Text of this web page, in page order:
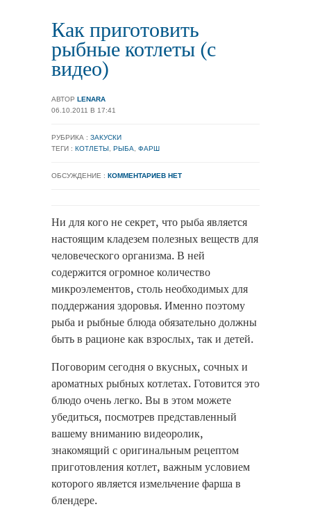
Как приготовить
рыбные котлеты (с
видео)
АВТОР LENARA
06.10.2011 В 17:41
РУБРИКА : ЗАКУСКИ
ТЕГИ : КОТЛЕТЫ , РЫБА, ФАРШ
ОБСУЖДЕНИЕ : КОММЕНТАРИЕВ НЕТ
Ни для кого не секрет, что рыба является
настоящим кладезем полезных веществ для
человеческого организма. В ней
содержится огромное количество
микроэлементов, столь необходимых для
поддержания здоровья.Именно поэтому
рыба и рыбные блюда обязательно должны
быть в рационе как взрослых, так и детей.
Поговорим сегодня о вкусных, сочных и
ароматных рыбных котлетах. Готовится это
блюдо очень легко. Вы в этом можете
убедиться, посмотрев представленный
вашему вниманию видеоролик,
знакомящий с оригинальным рецептом
приготовления котлет, важным условием
которого является измельчение фарша в
блендере.